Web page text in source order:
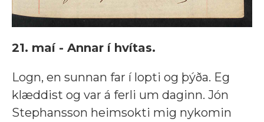
21. maí - Annar í hvítas.
Logn, en sunnan far í lopti og þýða. Eg
klæddist og var á ferli um daginn. Jón
Stephansson heimsokti mig nykomin